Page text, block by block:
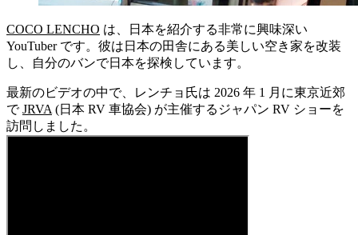
COCO LENCHO は、日本を紹介する非常に興味深い
YouTuber です。彼は日本の田舎にある美しい空き家を改装
し、自分のバンで日本を探検しています。
最新のビデオの中で、レンチョ氏は 2026 年 1 月に東京近郊
でJRVA (日本 RV 車協会) が主催するジャパン RV ショーを
訪問しました。